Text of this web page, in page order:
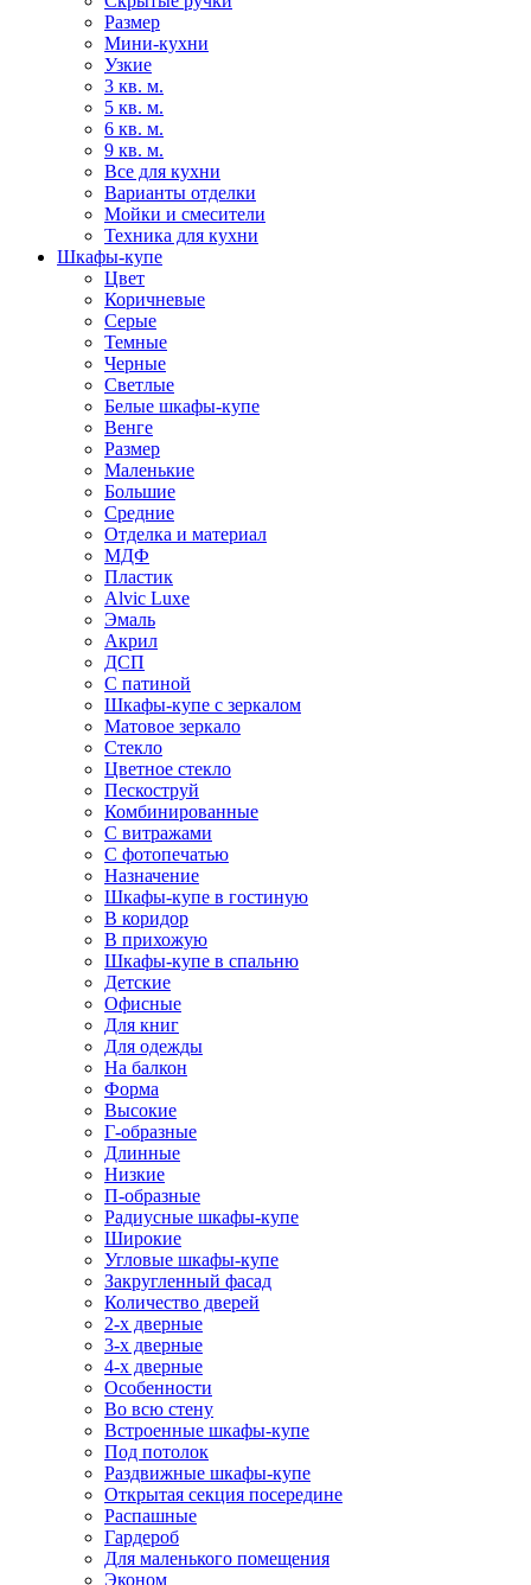
Размер
Мини-кухни
Узкие
3 кв. м.
5 кв. м.
6 кв. м.
9 кв. м.
Все для кухни
Варианты отделки
Мойки и смесители
Техника для кухни
Шкафы-купе
Цвет
Коричневые
Серые
Темные
Черные
Светлые
Белые шкафы-купе
Венге
Размер
Маленькие
Большие
Средние
Отделка и материал
МДФ
Пластик
Alvic Luxe
Эмаль
Акрил
ДСП
С патиной
Шкафы-купе с зеркалом
Матовое зеркало
Стекло
Цветное стекло
Пескоструй
Комбинированные
С витражами
С фотопечатью
Назначение
Шкафы-купе в гостиную
В коридор
В прихожую
Шкафы-купе в спальню
Детские
Офисные
Для книг
Для одежды
На балкон
Форма
Высокие
Г-образные
Длинные
Низкие
П-образные
Радиусные шкафы-купе
Широкие
Угловые шкафы-купе
Закругленный фасад
Количество дверей
2-х дверные
3-х дверные
4-х дверные
Особенности
Во всю стену
Встроенные шкафы-купе
Под потолок
Раздвижные шкафы-купе
Открытая секция посередине
Распашные
Гардероб
Для маленького помещения
Эконом